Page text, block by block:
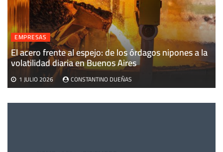
EMPRESAS
El acero frente al espejo: de los órdagos nipones a la
volatilidad diaria en Buenos Aires
1 JULIO 2026 CONSTANTINO DUEÑAS